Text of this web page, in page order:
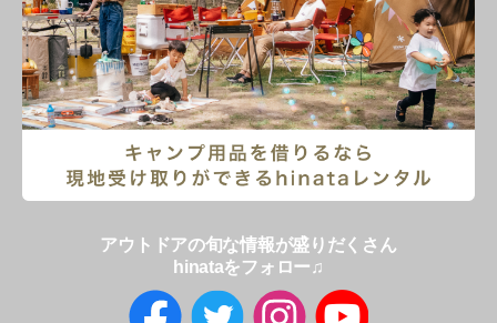
アウトドアの旬な情報が盛りだくさん
hinataをフォロー♫